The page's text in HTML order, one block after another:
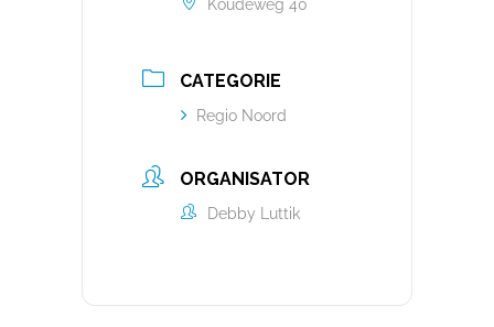
Koudeweg 40
CATEGORIE
Regio Noord
ORGANISATOR
Debby Luttik